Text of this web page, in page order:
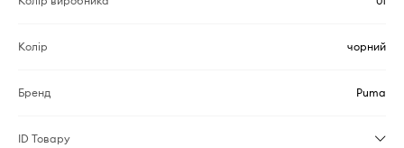
Колір чорний
Бренд Puma
ID Товару